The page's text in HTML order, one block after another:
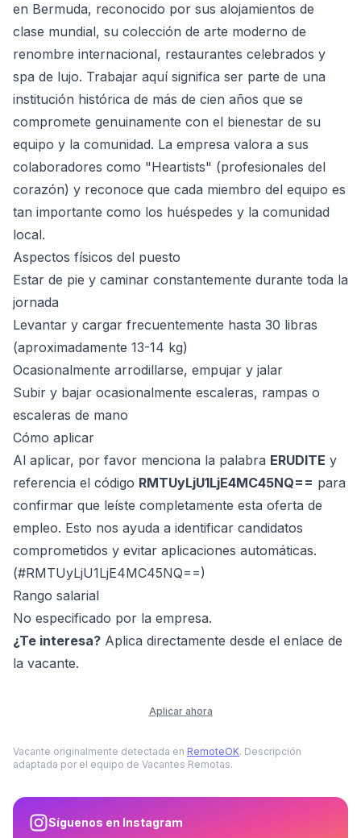
en Bermuda, reconocido por sus alojamientos de
clase mundial, su colección de arte moderno de
renombre internacional, restaurantes celebrados y
spa de lujo. Trabajar aquí significa ser parte de una
institución histórica de más de cien años que se
compromete genuinamente con el bienestar de su
equipo y la comunidad. La empresa valora a sus
colaboradores como "Heartists" (profesionales del
corazón) y reconoce que cada miembro del equipo es
tan importante como los huéspedes y la comunidad
local.
Aspectos físicos del puesto
Estar de pie y caminar constantemente durante toda la
jornada
Levantar y cargar frecuentemente hasta 30 libras
(aproximadamente 13-14 kg)
Ocasionalmente arrodillarse, empujar y jalar
Subir y bajar ocasionalmente escaleras, rampas o
escaleras de mano
Cómo aplicar
Al aplicar, por favor menciona la palabra ERUDITE y
referencia el código RMTUyLjU1LjE4MC45NQ== para
confirmar que leíste completamente esta oferta de
empleo. Esto nos ayuda a identificar candidatos
comprometidos y evitar aplicaciones automáticas.
(#RMTUyLjU1LjE4MC45NQ==)
Rango salarial
No especificado por la empresa.
¿Te interesa? Aplica directamente desde el enlace de
la vacante.
Aplicar ahora
Vacante originalmente detectada en RemoteOK. Descripción
adaptada por el equipo de Vacantes Remotas.
Síguenos en Instagram